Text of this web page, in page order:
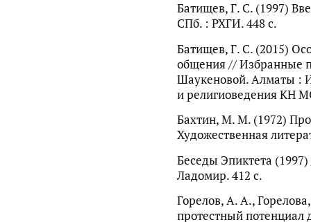
Батищев, Г. С. (1997)
СПб. : РХГИ. 448 с.
Батищев, Г. С. (2015)
общения // Избранные
Шаукеновой. Алматы :
и религиоведения КН
Бахтин, М. М. (1972)
Художественная
Беседы Эпиктета
Ладомир. 412 с.
Горелов, А. А.,
протестный потенциал